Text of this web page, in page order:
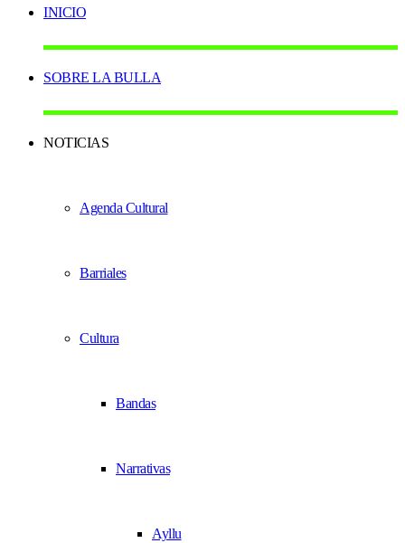
INICIO
SOBRE LA BULLA
NOTICIAS
Agenda Cultural
Barriales
Cultura
Bandas
Narrativas
Ayllu